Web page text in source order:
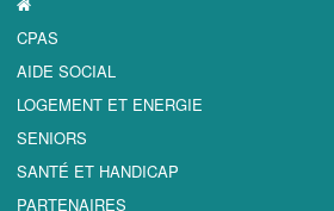
CPAS
AIDE SOCIAL
LOGEMENT ET ENERGIE
SENIORS
SANTÉ ET HANDICAP
PARTENAIRES